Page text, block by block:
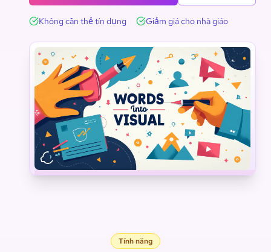
Không cần thẻ tín dụng Giảm giá cho nhà giáo
Toán học
Tính năng